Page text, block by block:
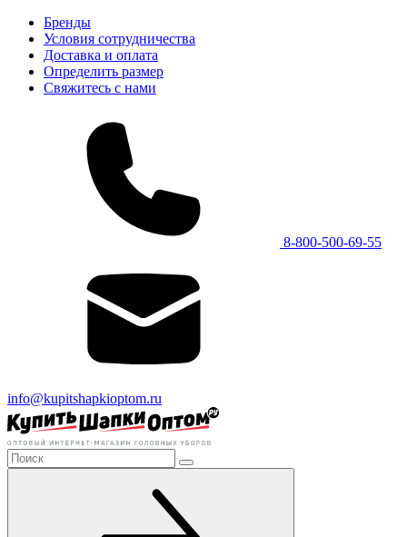
Бренды
Условия сотрудничества
Доставка и оплата
Определить размер
Свяжитесь с нами
8-800-500-69-55
info@kupitshapkioptom.ru